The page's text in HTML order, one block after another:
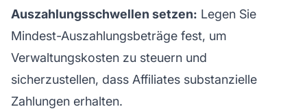
Auszahlungsschwellen setzen: Legen Sie
Mindest-Auszahlungsbeträge fest, um
Verwaltungskosten zu steuern und
sicherzustellen, dass Affiliates substanzielle
Zahlungen erhalten.